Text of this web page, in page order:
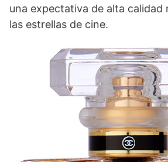
una expectativa de alta calidad
las estrellas de cine.